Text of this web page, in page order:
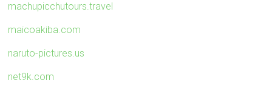
machupicchutours.travel
maicoakiba.com
naruto-pictures.us
net9k.com